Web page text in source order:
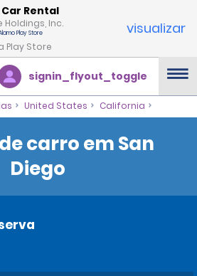
Rental
Holdings, Inc.
Play Store
visualizar
signin_flyout_toggle
United States California
carro em San
Diego